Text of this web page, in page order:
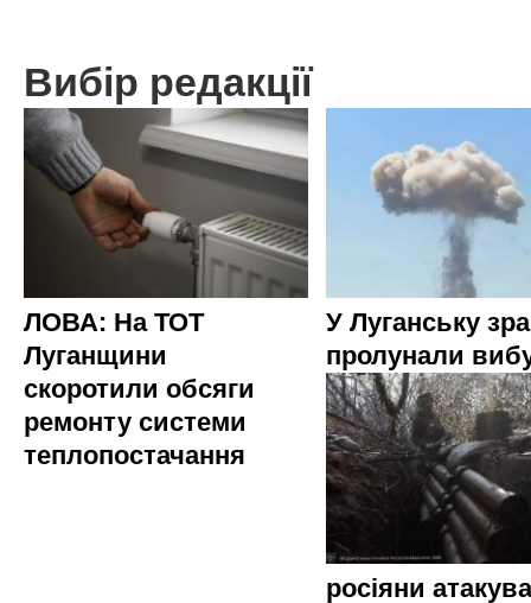
Вибір редакції
ЛОВА: На ТОТ
Луганщини
скоротили обсяги
ремонту системи
теплопостачання
У Луганську
пролунали
росіяни